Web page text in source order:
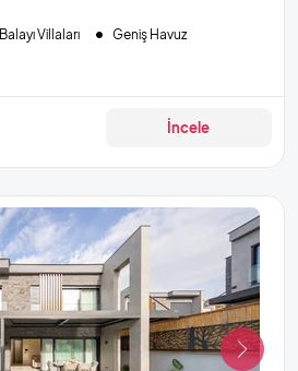
Balayı Villaları
Geniş Havuz
İncele